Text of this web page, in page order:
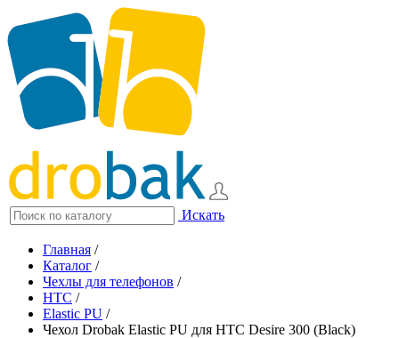
Искать
Главная /
Каталог /
Чехлы для телефонов /
HTC /
Elastic PU /
Чехол Drobak Elastic PU для HTC Desire 300 (Black)